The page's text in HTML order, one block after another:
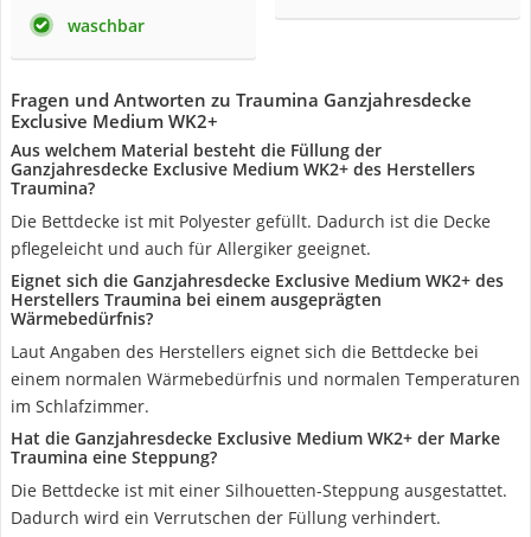
waschbar
Fragen und Antworten zu Traumina Ganzjahresdecke
Exclusive Medium WK2+
Aus welchem Material besteht die Füllung der
Ganzjahresdecke Exclusive Medium WK2+ des Herstellers
Traumina?
Die Bettdecke ist mit Polyester gefüllt. Dadurch ist die Decke
pflegeleicht und auch für Allergiker geeignet.
Eignet sich die Ganzjahresdecke Exclusive Medium WK2+ des
Herstellers Traumina bei einem ausgeprägten
Wärmebedürfnis?
Laut Angaben des Herstellers eignet sich die Bettdecke bei
einem normalen Wärmebedürfnis und normalen Temperaturen
im Schlafzimmer.
Hat die Ganzjahresdecke Exclusive Medium WK2+ der Marke
Traumina eine Steppung?
Die Bettdecke ist mit einer Silhouetten-Steppung ausgestattet.
Dadurch wird ein Verrutschen der Füllung verhindert.